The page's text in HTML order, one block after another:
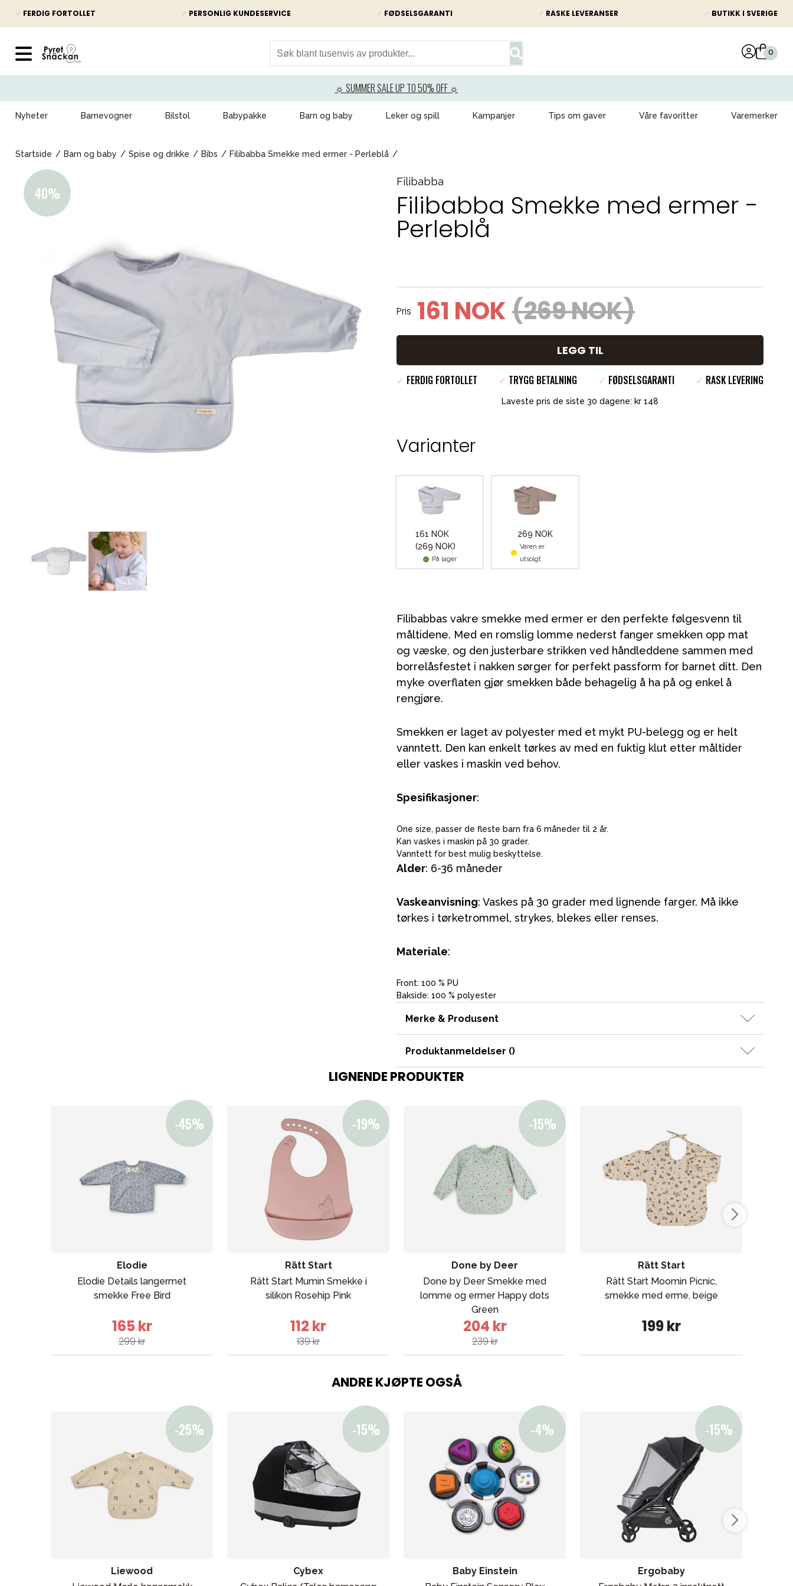
✓ FERDIG FORTOLLET ✓ PERSONLIG KUNDESERVICE ✓ FØDSELSGARANTI ✓ RASKE LEVERANSER ✓ BUTIKK I SVERIGE
☼ SUMMER SALE UP TO 50% OFF ☼
Nyheter Barnevogner Bilstol Babypakke Barn og baby Leker og spill Kampanjer Tips om gaver Våre favoritter Varemerker
Startside Barn og baby Spise og drikke Bibs Filibabba Smekke med ermer - Perleblå
Filibabba
Filibabba Smekke med ermer -
Perleblå
Pris 161 NOK(269 NOK)
LEGG TIL
✓ FERDIG FORTOLLET ✓ TRYGG BETALNING ✓ FØDSELSGARANTI ✓ RASK LEVERING
Laveste pris de siste 30 dagene: kr 148
Varianter
161 NOK
(269 NOK)
På lager
269 NOK
Varen er
utsolgt
Filibabbas vakre smekke med ermer er den perfekte følgesvenn til
måltidene. Med en romslig lomme nederst fanger smekken opp mat
og væske, og den justerbare strikken ved håndleddene sammen med
borrelåsfestet i nakken sørger for perfekt passform for barnet ditt. Den
myke overflaten gjør smekken både behagelig å ha på og enkel å
rengjøre.
Smekken er laget av polyester med et mykt PU-belegg og er helt
vanntett. Den kan enkelt tørkes av med en fuktig klut etter måltider
eller vaskes i maskin ved behov.
Spesifikasjoner:
One size, passer de fleste barn fra 6 måneder til 2 år.
Kan vaskes i maskin på 30 grader.
Vanntett for best mulig beskyttelse.
Alder: 6-36 måneder
Vaskeanvisning: Vaskes på 30 grader med lignende farger. Må ikke
tørkes i tørketrommel, strykes, blekes eller renses.
Materiale:
Front: 100 % PU
Bakside: 100 % polyester
Merke & Produsent
Produktanmeldelser ()
LIGNENDE PRODUKTER
Elodie
Elodie Details langermet
smekke Free Bird
165 kr
299 kr
Rätt Start
Rätt Start Mumin Smekke i
silikon Rosehip Pink
112 kr
139 kr
Done by Deer
Done by Deer Smekke med
lomme og ermer Happy dots
Green
204 kr
239 kr
Rätt Start
Rätt Start Moomin Picnic,
smekke med erme, beige
199 kr
ANDRE KJØPTE OGSÅ
Liewood
Cybex
Baby Einstein
Ergobaby
Barn og baby
Leker og spill
Mamma & Pappa
Møbler & seng
Tilbehør
Våre favoritter
Sol og bading